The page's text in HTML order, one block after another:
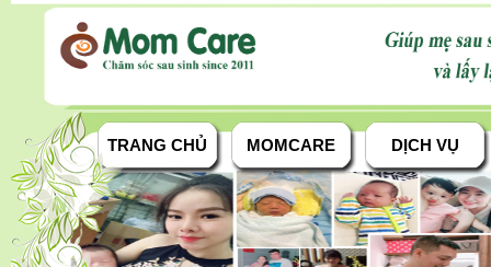
TRANG CHỦ MOMCARE DỊCH VỤ